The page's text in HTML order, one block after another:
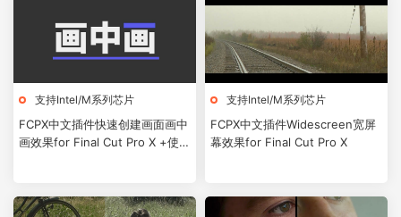
支持Intel/M系列芯片
FCPX中文插件快速创建画面画中
画效果for Final Cut Pro X +使用
支持Intel/M系列芯片
FCPX中文插件Widescreen宽屏
幕效果for Final Cut Pro X